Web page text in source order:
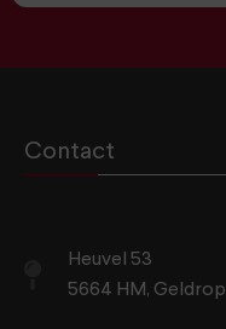
Contact
Heuvel 53
5664 HM, Geldrop